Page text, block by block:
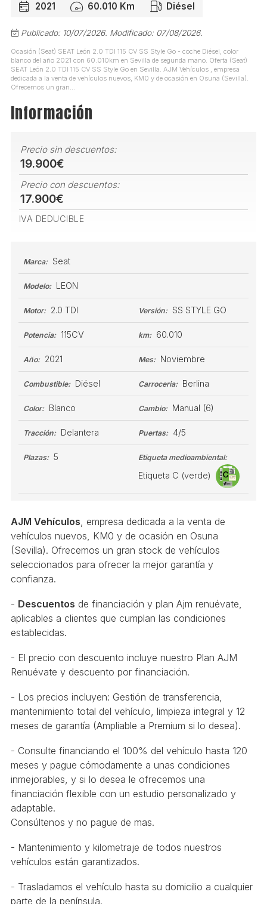
2021
60.010 Km Diésel
Publicado: 10/07/2026. Modificado: 07/08/2026.
Ocasión (Seat) SEAT León 2.0 TDI 115 CV SS Style Go - coche Diésel, color
blanco del año 2021 con 60.010km en Sevilla de segunda mano. Oferta (Seat)
SEAT León 2.0 TDI 115 CV SS Style Go en Sevilla. AJM Vehículos , empresa
dedicada a la venta de vehículos nuevos, KM0 y de ocasión en Osuna (Sevilla).
Ofrecemos un gran...
Información
Precio sin descuentos:
19.900€
Precio con descuentos:
17.900€
IVA DEDUCIBLE
Marca: Seat
Modelo: LEON
Motor: 2.0 TDI Versión: SS STYLE GO
Potencia: 115CV km: 60.010
Año: 2021 Mes: Noviembre
Combustible: Diésel Carroceria: Berlina
Color: Blanco Cambio: Manual (6)
Tracción: Delantera Puertas: 4/5
Plazas: 5 Etiqueta medioambiental:
Etiqueta C (verde)
AJM Vehículos, empresa dedicada a la venta de
vehículos nuevos, KM0 y de ocasión en Osuna
(Sevilla). Ofrecemos un gran stock de vehículos
seleccionados para ofrecer la mejor garantía y
confianza.
- Descuentos de financiación y plan Ajm renuévate,
aplicables a clientes que cumplan las condiciones
establecidas.
- El precio con descuento incluye nuestro Plan AJM
Renuévate y descuento por financiación.
- Los precios incluyen: Gestión de transferencia,
mantenimiento total del vehículo, limpieza integral y 12
meses de garantía (Ampliable a Premium si lo desea).
- Consulte financiando el 100% del vehículo hasta 120
meses y pague cómodamente a unas condiciones
inmejorables, y si lo desea le ofrecemos una
financiación flexible con un estudio personalizado y
adaptable.
Consúltenos y no pague de mas.
- Mantenimiento y kilometraje de todos nuestros
vehículos están garantizados.
- Trasladamos el vehículo hasta su domicilio a cualquier
parte de la península.